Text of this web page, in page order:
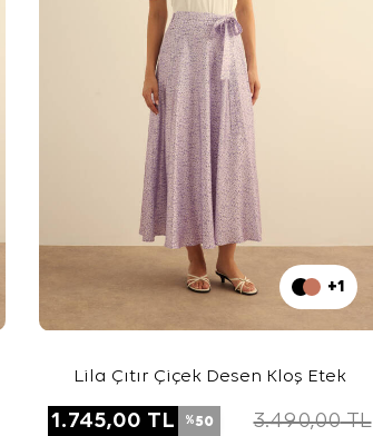
+1
Lila Çıtır Çiçek Desen Kloş Etek
1.745,00 TL %50 3.490,00TL